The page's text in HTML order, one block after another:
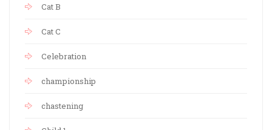
Cat B
Cat C
Celebration
championship
chastening